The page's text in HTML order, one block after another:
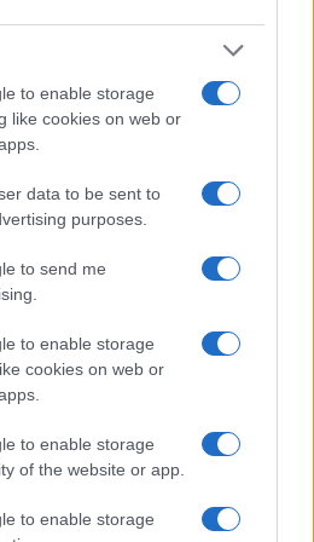
to enable storage
like cookies on web or
data to be sent to
purposes.
to send me
to enable storage
cookies on web or
to enable storage
of the website or app.
to enable storage
pubblicità nazionali?
€ 1,10 al mese